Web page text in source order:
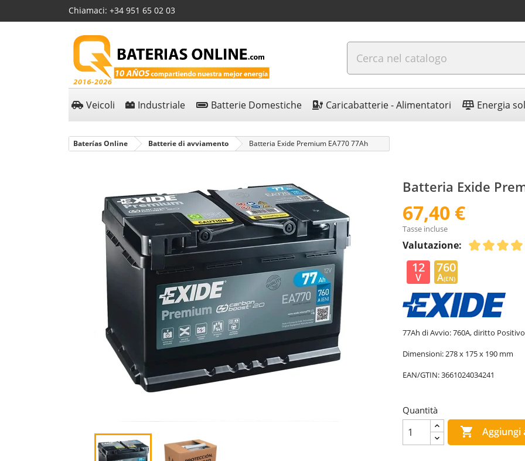
Chiamaci: +34 951 65 02 03
Veicoli Industriale Batterie Domestiche Caricabatterie - Alimentatori Energia
Baterías Online Batterie di avviamento Batteria Exide Premium EA770 77Ah
Batteria Exide
67,40 €
Tasse incluse
Valutazione:
12
V
760
A(EN)
77Ah di Avvio: 760A, diritto
Dimensioni: 278 x 175 x 190 mm
EAN/GTIN:3661024034241
Quantità
 Aggiungi